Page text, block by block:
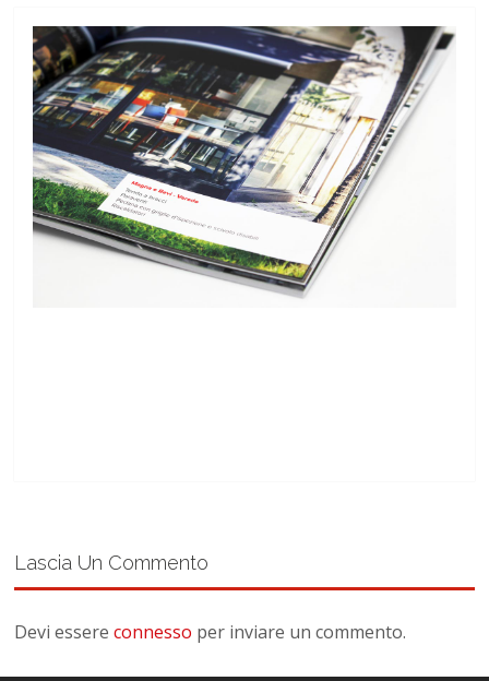
Lascia Un Commento
Devi essereconnesso per inviare un commento.